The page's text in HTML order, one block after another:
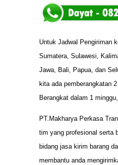
Untuk Jadwal Pengiriman
Sumatera, Sulawesi,
Jawa, Bali, Papua, dan
kita ada pemberangkatan
Berangkat dalam 1
PT.Makharya Perkasa
tim yang profesional serta
bidang jasa kirim barang
membantu anda